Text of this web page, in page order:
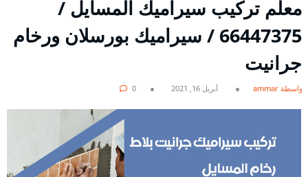
معلم تركيب سيراميك المسايل /
66447375 / سيراميك بورسلان ورخام
جرانيت
بواسطة ammar أبريل 16, 2021 0